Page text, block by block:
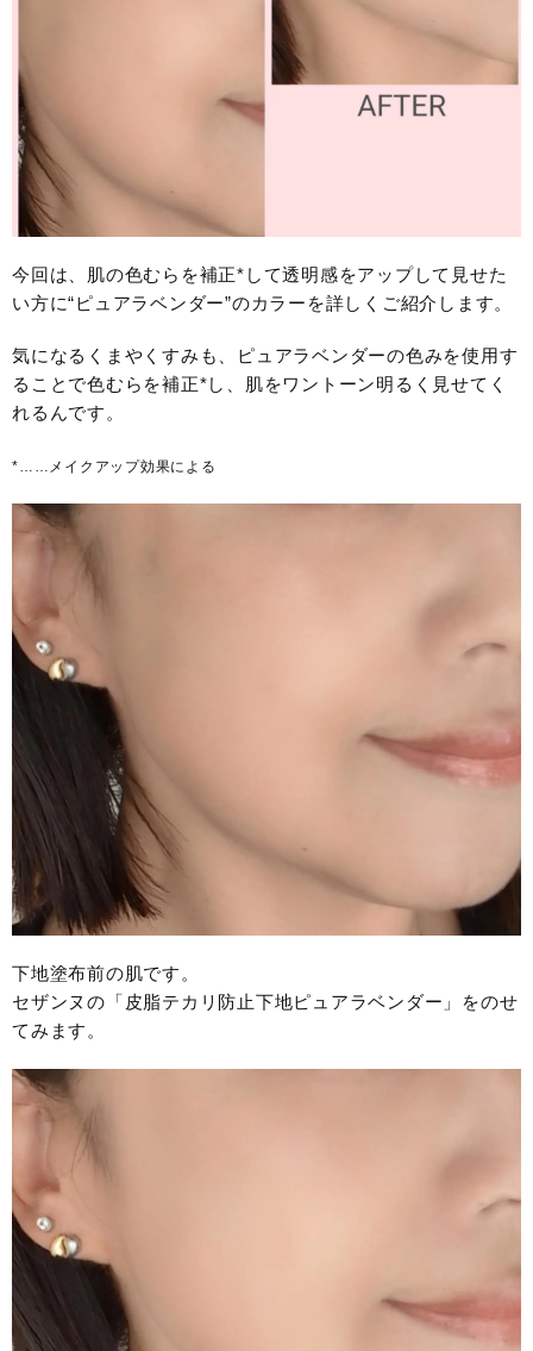
今回は、肌の色むらを補正*して透明感をアップして見せた
い方に“ピュアラベンダー”のカラーを詳しくご紹介します。
気になるくまやくすみも、ピュアラベンダーの色みを使用す
ることで色むらを補正*し、肌をワントーン明るく見せてく
れるんです。
*……メイクアップ効果による
下地塗布前の肌です。
セザンヌの「皮脂テカリ防止下地ピュアラベンダー」をのせ
てみます。